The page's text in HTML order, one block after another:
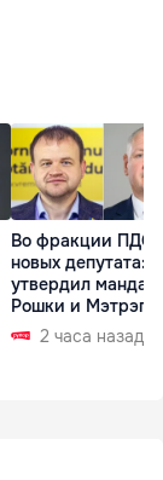
Во фракции ПДС
новых депутата:
утвердил
Рошки и
2 часа назад